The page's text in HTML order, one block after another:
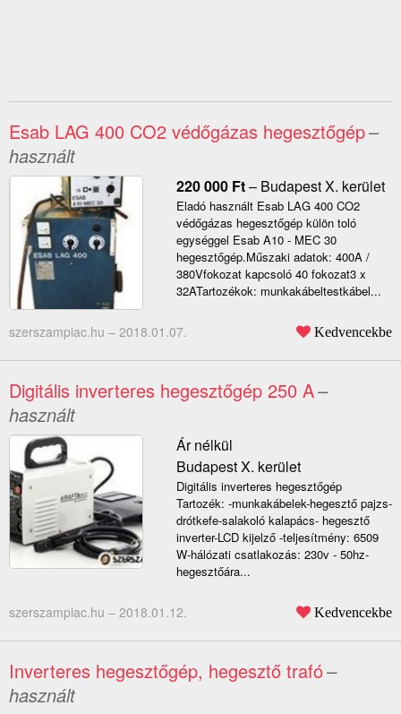
Esab LAG 400 CO2 védőgázas hegesztőgép–
használt
220 000 Ft– Budapest X. kerület
Eladó használt Esab LAG 400 CO2
védőgázas hegesztőgép külön toló
egységgel Esab A10 - MEC 30
hegesztőgép.Műszaki adatok: 400A /
380Vfokozat kapcsoló 40 fokozat3 x
32ATartozékok: munkakábeltestkábel...
szerszampiac.hu – 2018.01.07. Kedvencekbe
Digitális inverteres hegesztőgép 250 A–
használt
Ár nélkül
Budapest X. kerület
Digitális inverteres hegesztőgép
Tartozék: -munkakábelek-hegesztő pajzs-
drótkefe-salakoló kalapács- hegesztő
inverter-LCD kijelző -teljesítmény: 6509
W-hálózati csatlakozás: 230v - 50hz-
hegesztőára...
szerszampiac.hu – 2018.01.12. Kedvencekbe
Inverteres hegesztőgép, hegesztő trafó–
használt